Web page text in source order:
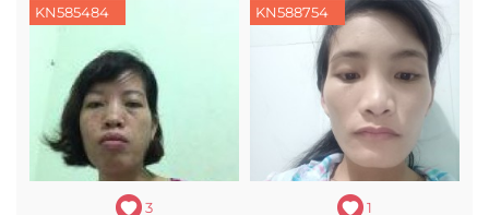
KN585484
3
KN588754
1